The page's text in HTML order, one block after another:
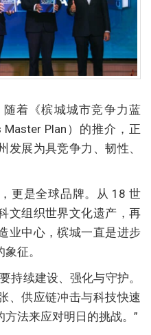
着《槟城城市竞争力蓝
Master Plan）的推介，正
发展为具竞争力、韧性、
更是全球品牌。从 18 世
文组织世界文化遗产，再
业中心，槟城一直是进步
征。
持续建设、强化与守护。
、供应链冲击与科技快速
法来应对明日的挑战。”